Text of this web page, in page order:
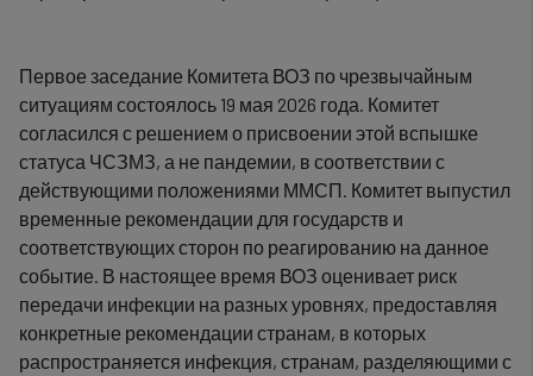
Первое заседание Комитета ВОЗ по чрезвычайным
ситуациям состоялось 19 мая 2026 года. Комитет
согласился с решением о присвоении этой вспышке
статуса ЧСЗМЗ, а не пандемии, в соответствии с
действующими положениями ММСП. Комитет выпустил
временные рекомендации для государств и
соответствующих сторон по реагированию на данное
событие. В настоящее время ВОЗ оценивает риск
передачи инфекции на разных уровнях, предоставляя
конкретные рекомендации странам, в которых
распространяется инфекция, странам, разделяющими с